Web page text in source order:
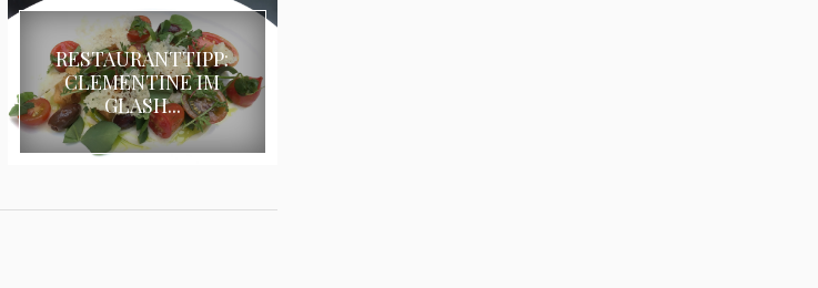
RESTAURANTTIPP:
CLEMENTINE IM
GLASH...